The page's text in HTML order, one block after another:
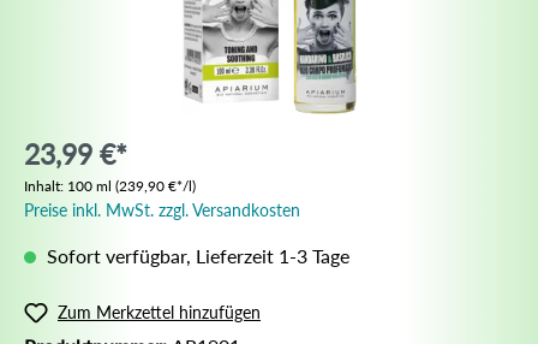
23,99 €*
Inhalt: 100 ml (239,90 €*/l)
Preise inkl. MwSt. zzgl. Versandkosten
Sofort verfügbar, Lieferzeit 1-3 Tage
Zum Merkzettel hinzufügen